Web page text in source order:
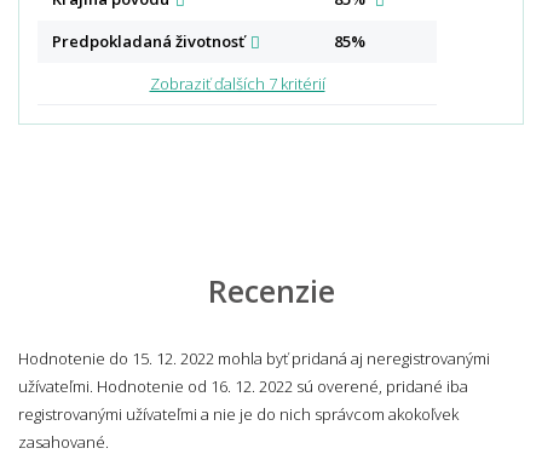
Predpokladaná životnosť
85%
Zobraziť ďalších 7 kritérií
Recenzie
Hodnotenie do 15. 12. 2022 mohla byť pridaná aj neregistrovanými
užívateľmi. Hodnotenie od 16. 12. 2022 sú overené, pridané iba
registrovanými užívateľmi a nie je do nich správcom akokoľvek
zasahované.